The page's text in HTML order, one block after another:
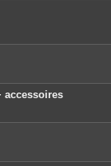
accessoires